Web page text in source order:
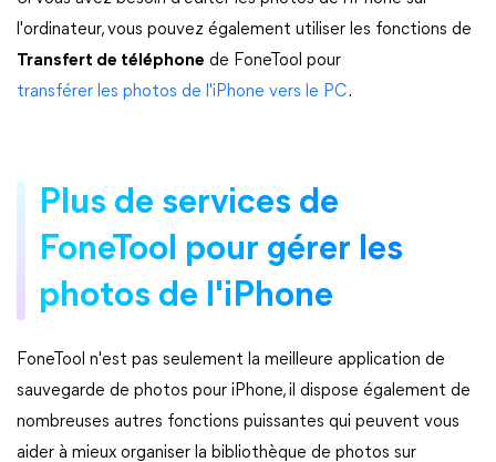
l'ordinateur, vous pouvez également utiliser les fonctions de
Transfert de téléphone de FoneTool pour
transférer les photos de l'iPhone vers le PC.
Plus de services de
FoneTool pour gérer les
photos de l'iPhone
FoneTool n'est pas seulement la meilleure application de
sauvegarde de photos pour iPhone, il dispose également de
nombreuses autres fonctions puissantes qui peuvent vous
aider à mieux organiser la bibliothèque de photos sur